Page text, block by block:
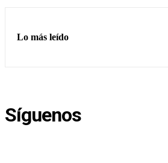
Lo más leído
Síguenos